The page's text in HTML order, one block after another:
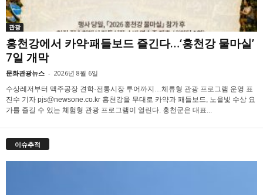
관광
홍천강에서 카약·패들보드 즐긴다…‘홍천강 물마실’
7일 개막
문화관광뉴스 - 2026년 8월 6일
수상레저부터 맥주공장 견학·전통시장 투어까지…체류형 관광 프로그램 운영 표
진수 기자 pjs@newsone.co.kr 홍천강을 무대로 카약과 패들보드, 노을빛 수상 요
가를 즐길 수 있는 체험형 관광 프로그램이 열린다. 홍천군은 대표...
이슈추적